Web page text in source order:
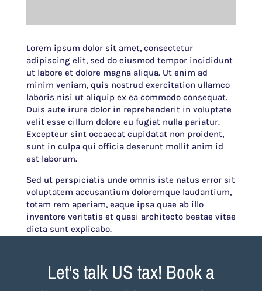
Lorem ipsum dolor sit amet, consectetur
adipiscing elit, sed do eiusmod tempor incididunt
ut labore et dolore magna aliqua. Ut enim ad
minim veniam, quis nostrud exercitation ullamco
laboris nisi ut aliquip ex ea commodo consequat.
Duis aute irure dolor in reprehenderit in voluptate
velit esse cillum dolore eu fugiat nulla pariatur.
Excepteur sint occaecat cupidatat non proident,
sunt in culpa qui officia deserunt mollit anim id
est laborum.
Sed ut perspiciatis unde omnis iste natus error sit
voluptatem accusantium doloremque laudantium,
totam rem aperiam, eaque ipsa quae ab illo
inventore veritatis et quasi architecto beatae vitae
dicta sunt explicabo.
Let's talk US tax! Book a